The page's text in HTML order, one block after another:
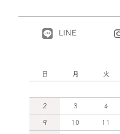
LINE
日 月 火
2 3 4
9 10 11